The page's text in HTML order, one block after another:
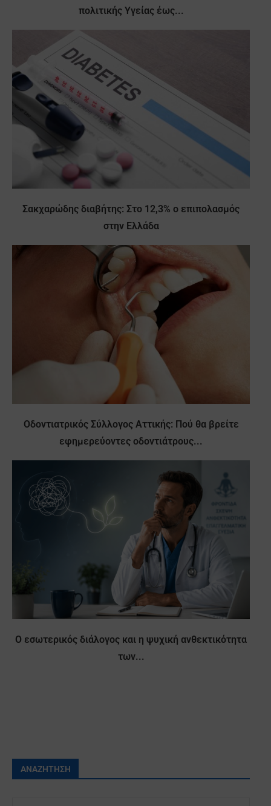
πολιτικής Υγείας έως...
Σακχαρώδης διαβήτης: Στο 12,3% ο επιπολασμός
στην Ελλάδα
Οδοντιατρικός Σύλλογος Αττικής: Πού θα βρείτε
εφημερεύοντες οδοντιάτρους...
Ο εσωτερικός διάλογος και η ψυχική ανθεκτικότητα
των...
ΑΝΑΖΉΤΗΣΗ